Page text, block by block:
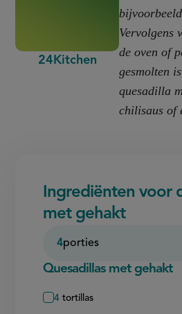
24Kitchen
Vervolgens
de oven of
gesmolten
quesadilla
chilisaus of
Ingrediënten voor
met gehakt
4porties
Quesadillas met gehakt
4 tortillas